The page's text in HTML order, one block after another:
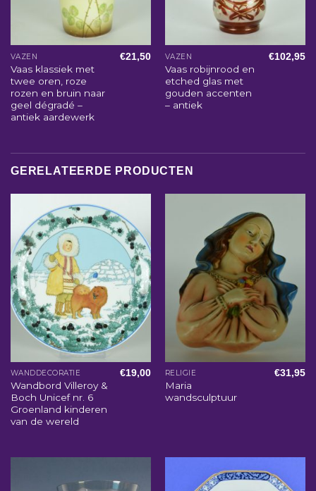
VAZEN
Vaas klassiek met
twee oren, roze
rozen en bruin naar
geel dégradé –
antiek aardewerk
€21,50 VAZEN
Vaas robijnrood en
etched glas met
gouden accenten
– antiek
€102,95
GERELATEERDE PRODUCTEN
WANDDECORATIE
Wandbord Villeroy &
Boch Unicef nr. 6
Groenland kinderen
van de wereld
€19,00 RELIGIE
Maria
wandsculptuur
€31,95